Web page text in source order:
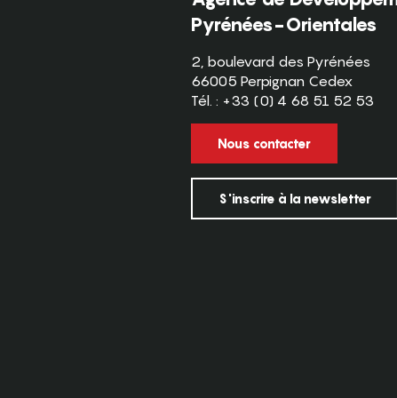
Pyrénées-Orientales
2, boulevard des Pyrénées
66005 Perpignan Cedex
Tél. : +33 (0) 4 68 51 52 53
Nous contacter
S'inscrire à la newsletter